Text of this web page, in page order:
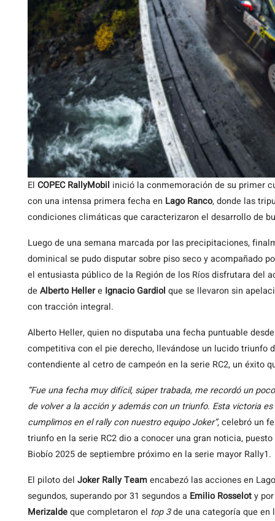
El COPEC RallyMobil inició la conmemoración de su primer
con una intensa primera fecha en Lago Ranco, donde las
condiciones climáticas que caracterizaron el desarrollo de
Luego de una semana marcada por las precipitaciones,
dominical se pudo disputar sobre piso seco y acompañado
el entusiasta público de la Región de los Ríos disfrutara del
de Alberto Hellere Ignacio Gardiol que se llevaron sin
con tracción integral.
Alberto Heller, quien no disputaba una fecha puntuable
competitiva con el pie derecho, llevándose un lucido triunfo
contendiente al cetro de campeón en la serie RC2, un éxito
“Fue una fecha muy difícil, súper trabada, me recordó un
de volver a la acción y además con un triunfo. Esta victoria
cumplimos en el rally con nuestro equipo Joker”, celebró un
triunfo en la serie RC2 dio a conocer una gran noticia,
Biobío 2025 de septiembre próximo en la serie mayor Rally1.
El piloto del Joker Rally Teamencabezó las acciones en
segundos, superando por 31 segundos a Emilio Rosseloty
Merizaldeque completaron el top 3de una categoría que en